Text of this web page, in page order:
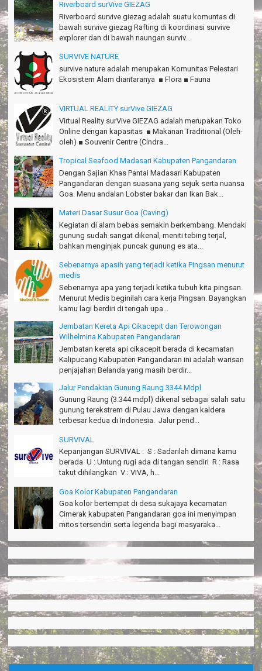
Gn.Ciremai seru banget
Ridwan - Bekasi
Pokonya seru, Amazing gmana?!
Thanks Gn.Ciremai mantap
Rian - Surabaya
William - Singapore
TRIms Team surVive atas panduan wisata Kabupaten
Pangandaran
Haturnuhun kang Arief, Citumang seru!
Risna - Garut
Salam lestari!
Tapak Adventure Club - Bandung Barat
Thanks!
Thanks Bodyrafting Green canyon, extreme, enjoy dan seru
Santoso - Kudus
Seru banget Pantai Batukaras!
Sudrajat - Kuningan
エキサイティングなツアー。ありがとう Arief Pangandaran
Nakata-Osaka Japan
Amazing palace
Hiromi - Fukusima Japan
Riverboard surVive GIEZAG
Riverboard survive giezag adalah suatu komuntas di
bawah survive giezag Rafting di koordinasi survive
explorer dan di bawah naungan surviv...
SURVIVE NATURE
survive nature adalah merupakan Komunitas Pelestari
Ekosistem Alam diantaranya ■ Flora ■ Fauna
VIRTUAL REALITY surVive GIEZAG
Virtual Reality surVive GIEZAG adalah merupakan Toko
Online dengan kapasitas ■ Makanan Traditional (Oleh-
oleh) ■ Souvenir Centre (Cindra...
Tropical Seafood Madasari Kabupaten Pangandaran
Dengan Sajian Khas Pantai Madasari Kabupaten
Pangandaran dengan suasana yang sejuk serta nuansa
Goa. Menu andalan Lobster bakar dan Ikan Bak...
Materi Dasar Susur Goa (Caving)
Kegiatan di alam bebas semakin berkembang. Mendaki
gunung sudah sangat dikenal, meniti tebing terjal,
bahkan menginjak puncak gunung es ata...
Sebenarnya apasih yang terjadi ketika Pingsan menurut
medis
Sebenarnya apa yang terjadi ketika tubuh kita pingsan.
Menurut Medis beginilah cara kerja Pingsan. Bayangkan
kamu lagi berdiri di tengah upa...
Jembatan Kereta Api Cikacepit dan Terowongan
Wilhelmina Kabupaten Pangandaran
Jembatan kereta api cikacepit berada di kecamatan
Kalipucang Kabupaten Pangandaran ini adalah warisan
penjajahan Belanda yang masih berdir...
Jalur Pendakian Gunung Raung 3344 Mdpl
Gunung Raung (3.344 mdpl) dikenal sebagai salah satu
gunung terekstrem di Pulau Jawa dengan kaldera
terbesar kedua di Indonesia. Jalur pend...
SURVIVAL
Kepanjangan SURVIVAL : S : Sadarilah dimana kamu
berada U : Untung rugi ada di tangan sendiri R : Rasa
takut dihilangkan V : VIVA, h...
Goa Kolor Kabupaten Pangandaran
Goa kolor bertempat di desa sukajaya kecamatan
Cimerak kabupaten Pangandaran goa ini menyimpan
mitos tersendiri serta legenda bagi masyaraka...